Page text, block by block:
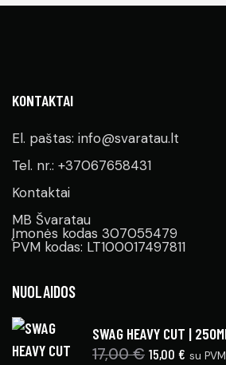
KONTAKTAI
El. paštas: info@svaratau.lt
Tel. nr.: +37067658431
Kontaktai
MB Švaratau
Įmonės kodas 307055479
PVM kodas: LT100017497811
NUOLAIDOS
SWAG HEAVY CUT |
17,00€ 15,00 € su PVM